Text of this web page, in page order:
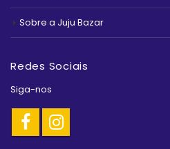
Sobre a Juju Bazar
Redes Sociais
Siga-nos